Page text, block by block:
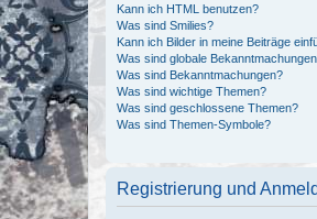
Kann ich HTML benutzen?
Was sind Smilies?
Kann ich Bilder in meine Beiträge
Was sind globale
Was sind Bekanntmachungen?
Was sind wichtige Themen?
Was sind geschlossene Themen?
Was sind Themen-Symbole?
Registrierung und